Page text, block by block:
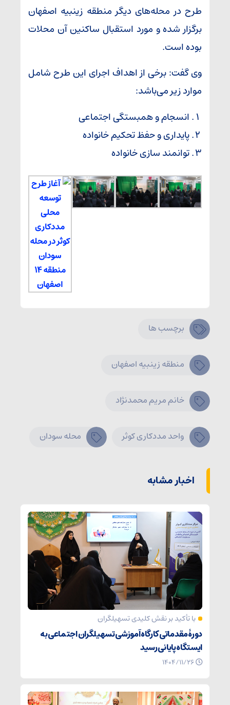
طرح در محله‌های دیگر منطقه زینبیه اصفهان
برگزار شده و مورد استقبال ساکنین آن محلات
بوده است.
وی گفت: برخی از اهداف اجرای این طرح شامل
موارد زیر می‌باشد:
انسجام و همبستگی اجتماعی
پایداری و حفظ تحکیم خانواده
توانمند سازی خانواده
برچسب ها
منطقه زینبیه اصفهان
خانم مریم محمدنژاد
واحد مددکاری کوثر محله سودان
اخبار مشابه
با تأکید بر نقش کلیدی تسهیلگران
دورۀ مقدماتی کارگاه آموزشی تسهیلگران اجتماعی به
ایستگاه پایانی رسید